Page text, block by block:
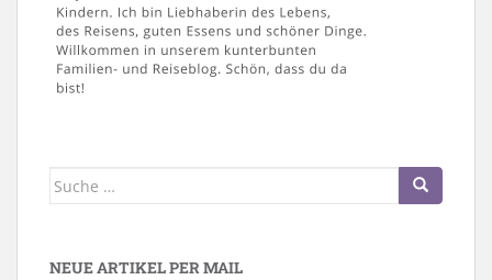
Suche
NEUE ARTIKEL PER MAIL